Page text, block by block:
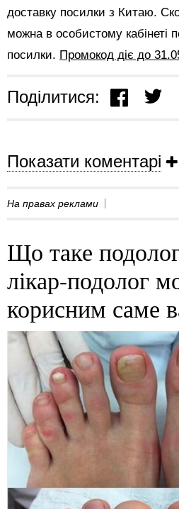
доставку посилки з Китаю.
можна в особистому кабінеті
посилки. Промокод діє до
Поділитися:
Показати коментарі
На правах реклами
Що таке
лікар-подолог
корисним саме